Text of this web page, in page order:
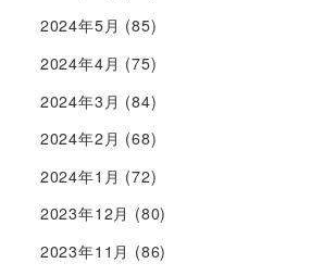
2024年5月 (85)
2024年4月 (75)
2024年3月 (84)
2024年2月 (68)
2024年1月 (72)
2023年12月 (80)
2023年11月 (86)